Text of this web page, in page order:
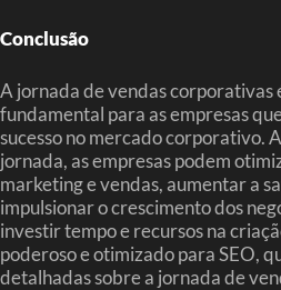
Conclusão
A jornada de vendas corporativas
fundamental para as empresas
sucesso no mercado corporativo.
jornada, as empresas podem
marketing e vendas, aumentar a
impulsionar o crescimento dos
investir tempo e recursos na
poderoso e otimizado para SEO,
detalhadas sobre a jornada de